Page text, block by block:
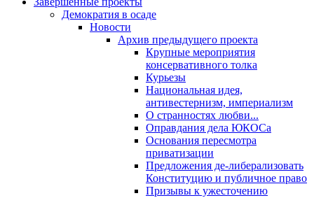
Демократия в осаде
Новости
Архив предыдущего проекта
Крупные мероприятия
консервативного толка
Курьезы
Национальная идея,
антивестернизм, империализм
О странностях любви...
Оправдания дела ЮКОСа
Основания пересмотра
приватизации
Предложения де-либерализовать
Конституцию и публичное право
Призывы к ужесточению